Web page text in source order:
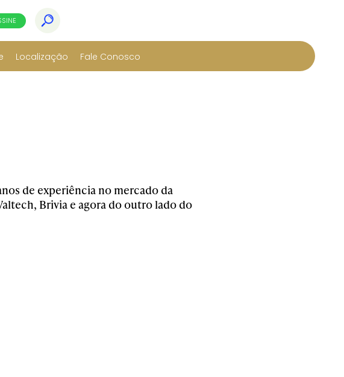
Localização Fale Conosco
de experiência no mercado da
Brivia e agora do outro lado do